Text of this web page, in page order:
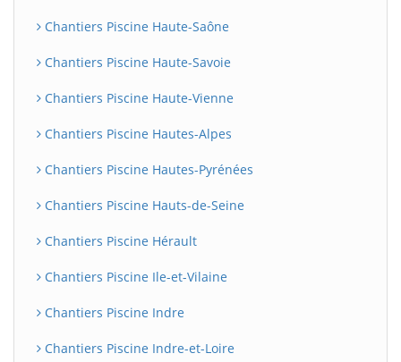
Chantiers Piscine Haute-Saône
Chantiers Piscine Haute-Savoie
Chantiers Piscine Haute-Vienne
Chantiers Piscine Hautes-Alpes
Chantiers Piscine Hautes-Pyrénées
Chantiers Piscine Hauts-de-Seine
Chantiers Piscine Hérault
Chantiers Piscine Ile-et-Vilaine
Chantiers Piscine Indre
Chantiers Piscine Indre-et-Loire